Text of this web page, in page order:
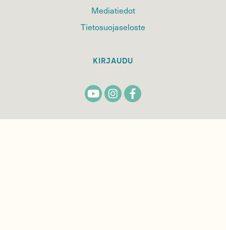
Mediatiedot
Tietosuojaseloste
KIRJAUDU